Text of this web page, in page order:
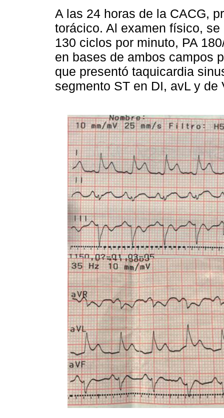
A las 24 horas de la CACG,
torácico. Al examen físico,
130 ciclos por minuto, PA
en bases de ambos campos
que presentó taquicardia
segmento ST en DI, avL y